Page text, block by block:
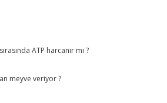
ATP harcanır mı ?
meyve veriyor ?